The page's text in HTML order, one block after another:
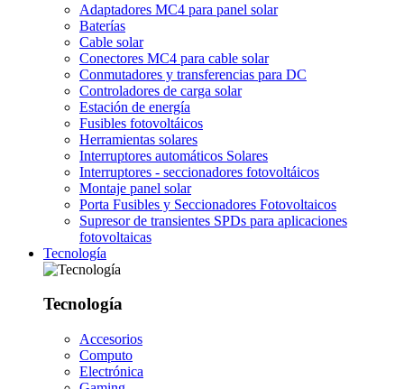
Adaptadores MC4 para panel solar
Baterías
Cable solar
Conectores MC4 para cable solar
Conmutadores y transferencias para DC
Controladores de carga solar
Estación de energía
Fusibles fotovoltáicos
Herramientas solares
Interruptores automáticos Solares
Interruptores - seccionadores fotovoltáicos
Montaje panel solar
Porta Fusibles y Seccionadores Fotovoltaicos
Supresor de transientes SPDs para aplicaciones
fotovoltaicas
Tecnología
Tecnología
Accesorios
Computo
Electrónica